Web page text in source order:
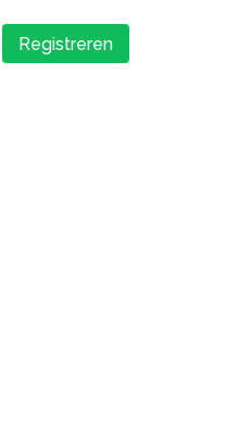
Registreren